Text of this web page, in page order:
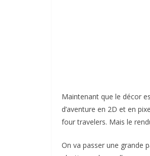
Maintenant que le décor
d’aventure en 2D et en
four travelers. Mais le
On va passer une grande